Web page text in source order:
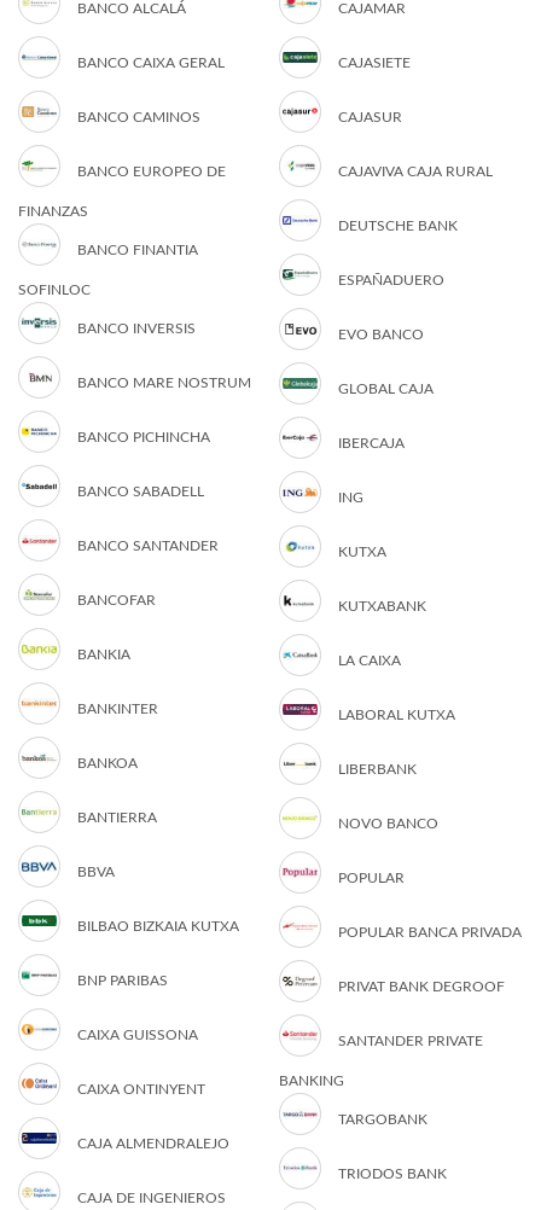
BANCO ALCALÁ
BANCO CAIXA GERAL
BANCO CAMINOS
BANCO EUROPEO DE
FINANZAS
BANCO FINANTIA
SOFINLOC
BANCO INVERSIS
BANCO MARE NOSTRUM
BANCO PICHINCHA
BANCO SABADELL
BANCO SANTANDER
BANCOFAR
BANKIA
BANKINTER
BANKOA
BANTIERRA
BBVA
BILBAO BIZKAIA KUTXA
BNP PARIBAS
CAIXA GUISSONA
CAIXA ONTINYENT
CAJA ALMENDRALEJO
CAJA DE INGENIEROS
CAJAMAR
CAJASIETE
CAJASUR
CAJAVIVA CAJA RURAL
DEUTSCHE BANK
ESPAÑADUERO
EVO BANCO
GLOBAL CAJA
IBERCAJA
ING
KUTXA
KUTXABANK
LA CAIXA
LABORAL KUTXA
LIBERBANK
NOVO BANCO
POPULAR
POPULAR BANCA PRIVADA
PRIVAT BANK DEGROOF
SANTANDER PRIVATE
BANKING
TARGOBANK
TRIODOS BANK